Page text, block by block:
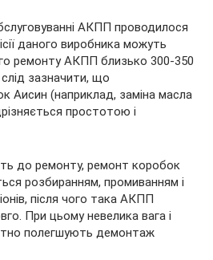
АКПП проводилося
даного виробника можуть
ремонту АКПП близько 300-350
зазначити, що
Аисин (наприклад, заміна масла
простотою і
до ремонту, ремонт коробок
розбиранням, промиванням і
після чого така АКПП
При цьому невелика вага і
полегшують демонтаж